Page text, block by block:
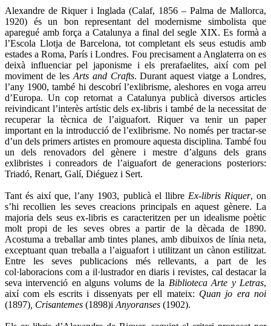
Alexandre de Riquer i Inglada (Calaf, 1856 – Palma de Mallorca,
1920) és un bon representant del modernisme simbolista que
aparegué amb força a Catalunya a final del segle XIX. Es formà a
l’Escola Llotja de Barcelona, tot completant els seus estudis amb
estades a Roma, París i Londres. Fou precisament a Anglaterra on es
deixà influenciar pel japonisme i els prerafaelites, així com pel
moviment de les Arts and Crafts. Durant aquest viatge a Londres,
l’any 1900, també hi descobrí l’exlibrisme, aleshores en voga arreu
d’Europa. Un cop retornat a Catalunya publicà diversos articles
reivindicant l’interès artístic dels ex-libris i també de la necessitat de
recuperar la tècnica de l’aiguafort. Riquer va tenir un paper
important en la introducció de l’exlibrisme. No només per tractar-se
d’un dels primers artistes en promoure aquesta disciplina. També fou
un dels renovadors del gènere i mestre d’alguns dels grans
exlibristes i conreadors de l’aiguafort de generacions posteriors:
Triadó, Renart, Galí, Diéguez i Sert.
Tant és així que, l’any 1903, publicà el llibre Ex-libris Riquer, on
s’hi recollien les seves creacions principals en aquest gènere. La
majoria dels seus ex-libris es caracteritzen per un idealisme poètic
molt propi de les seves obres a partir de la dècada de 1890.
Acostuma a treballar amb tintes planes, amb dibuixos de línia neta,
exceptuant quan treballa a l’aiguafort i utilitzant un cànon estilitzat.
Entre les seves publicacions més rellevants, a part de les
col·laboracions com a il·lustrador en diaris i revistes, cal destacar la
seva intervenció en alguns volums de la Biblioteca Arte y Letras,
així com els escrits i dissenyats per ell mateix: Quan jo era noi
(1897) , Crisantemes (1898)i Anyoranses (1902).